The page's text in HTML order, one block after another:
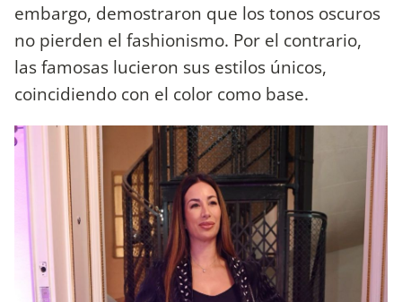
embargo, demostraron que los tonos oscuros
no pierden el fashionismo. Por el contrario,
las famosas lucieron sus estilos únicos,
coincidiendo con el color como base.